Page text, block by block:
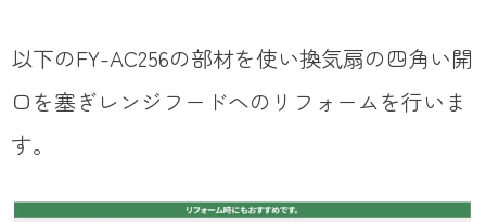
以下のFY-AC256の部材を使い換気扇の四角い開
口を塞ぎレンジフードへのリフォームを行いま
す。